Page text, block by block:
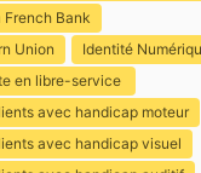
Bank
Union
Identité
en libre-service
avec handicap moteur
avec handicap visuel